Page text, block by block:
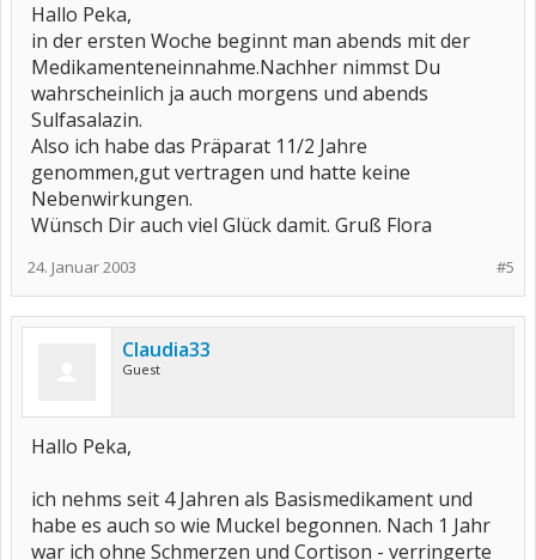
Hallo Peka,
in der ersten Woche beginnt man abends mit der
Medikamenteneinnahme.Nachher nimmst Du
wahrscheinlich ja auch morgens und abends
Sulfasalazin.
Also ich habe das Präparat 11/2 Jahre
genommen,gut vertragen und hatte keine
Nebenwirkungen.
Wünsch Dir auch viel Glück damit. Gruß Flora
#5
24. Januar 2003
Claudia33
Guest
Hallo Peka,
ich nehms seit 4 Jahren als Basismedikament und
habe es auch so wie Muckel begonnen. Nach 1 Jahr
war ich ohne Schmerzen und Cortison - verringerte